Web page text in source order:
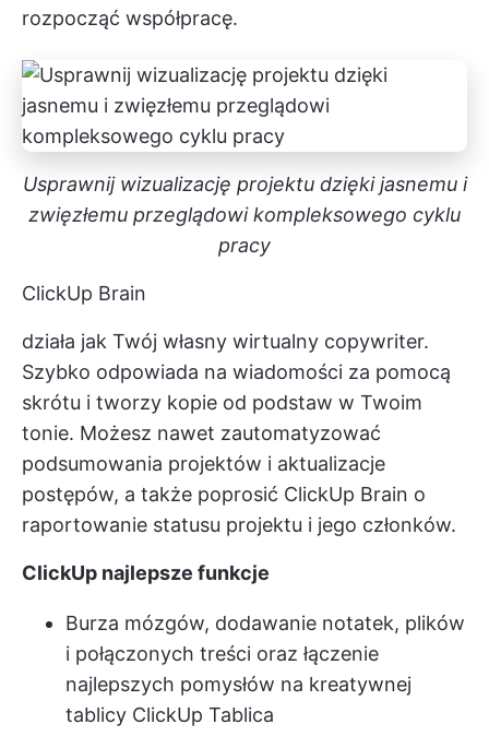
rozpocząć współpracę.
Usprawnij wizualizację projektu dzięki jasnemu i
zwięzłemu przeglądowi kompleksowego cyklu
pracy
ClickUp Brain
działa jak Twój własny wirtualny copywriter.
Szybko odpowiada na wiadomości za pomocą
skrótu i tworzy kopie od podstaw w Twoim
tonie. Możesz nawet zautomatyzować
podsumowania projektów i aktualizacje
postępów, a także poprosić ClickUp Brain o
raportowanie statusu projektu i jego członków.
ClickUp najlepsze funkcje
Burza mózgów, dodawanie notatek, plików
i połączonych treści oraz łączenie
najlepszych pomysłów na kreatywnej
tablicy ClickUp Tablica